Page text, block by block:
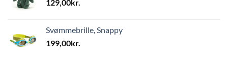
129,00kr.
Svømmebrille, Snappy
199,00kr.